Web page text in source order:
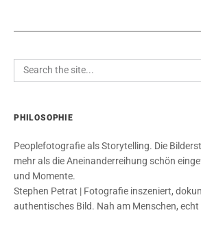
PHILOSOPHIE
Peoplefotografie als Storytelling. Die
mehr als die Aneinanderreihung schön
und Momente.
Stephen Petrat | Fotografie inszeniert,
authentisches Bild. Nah am Menschen, echt